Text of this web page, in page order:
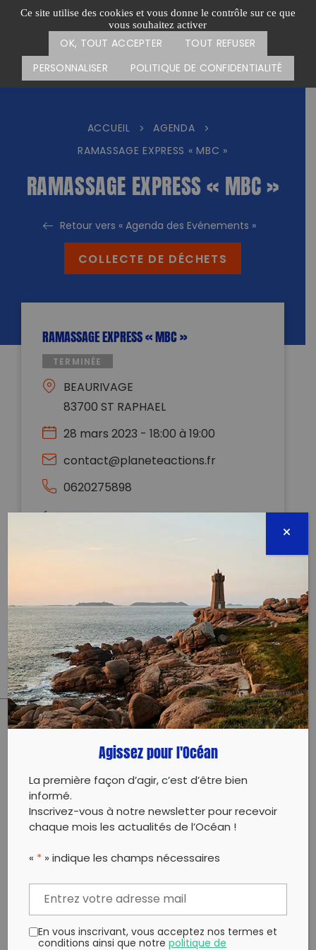
Ce site utilise des cookies et vous donne le contrôle sur ce que
vous souhaitez activer
OK, TOUT ACCEPTER
TOUT REFUSER
PERSONNALISER
POLITIQUE DE CONFIDENTIALITÉ
Passer
Menu
CARTE DES ACTIONS FAIRE UN DON
ACCUEIL > AGENDA
>
RAMASSAGE EXPRESS « MBC »
RAMASSAGE EXPRESS « MBC »
Retour vers « Agenda des Evénements »
COLLECTE DE DÉCHETS
RAMASSAGE EXPRESS « MBC »
TERMINÉE
BEAURIVAGE
83700 ST RAPHAEL
28 mars 2023 - 18:00 à 19:00
contact@planeteactions.fr
0620275898
Évènement proposé par :
M POUR MEGOTS
B POUR BOUTEILLES (ET AUSSI BOUCHONS)
C POUR CANETTES (ET AUSSI CAPSULES)
Partager sur Facebook
Twitter
Copy to clipboard
Agissez pour l'Océan
La première façon d’agir, c’est d’être bien
informé.
Inscrivez-vous à notre newsletter pour recevoir
chaque mois les actualités de l’Océan !
« * » indique les champs nécessaires
En vous inscrivant, vous acceptez nos termes et
conditions ainsi que notrepolitique de